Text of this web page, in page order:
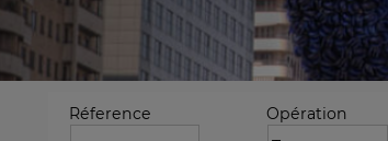
Réference Opération